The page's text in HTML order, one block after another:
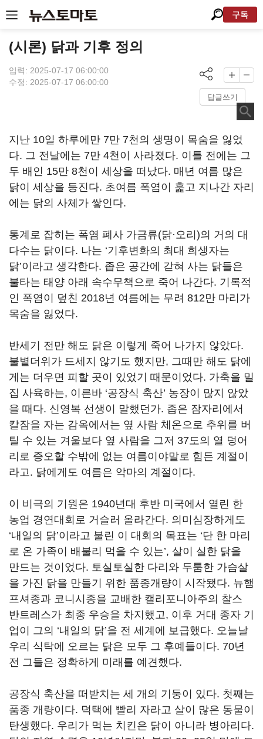
구독
(시론) 닭과 기후 정의
입력: 2025-07-17 06:00:00
수정: 2025-07-17 06:00:00
답글쓰기
지난 10일 하루에만 7만 7천의 생명이 목숨을 잃었
다. 그 전날에는 7만 4천이 사라졌다. 이틀 전에는 그
두 배인 15만 8천이 세상을 떠났다. 매년 여름 많은
닭이 세상을 등진다. 초여름 폭염이 훑고 지나간 자리
에는 닭의 사체가 쌓인다.
통계로 잡히는 폭염 폐사 가금류(닭·오리)의 거의 대
다수는 닭이다. 나는 ‘기후변화의 최대 희생자는
닭’이라고 생각한다. 좁은 공간에 갇혀 사는 닭들은
불타는 태양 아래 속수무책으로 죽어 나간다. 기록적
인 폭염이 덮친 2018년 여름에는 무려 812만 마리가
목숨을 잃었다.
반세기 전만 해도 닭은 이렇게 죽어 나가지 않았다.
불볕더위가 드세지 않기도 했지만, 그때만 해도 닭에
게는 더우면 피할 곳이 있었기 때문이었다. 가축을 밀
집 사육하는, 이른바 ‘공장식 축산’ 농장이 많지 않았
을 때다. 신영복 선생이 말했던가. 좁은 잠자리에서
칼잠을 자는 감옥에서는 옆 사람 체온으로 추위를 버
틸 수 있는 겨울보다 옆 사람을 그저 37도의 열 덩어
리로 증오할 수밖에 없는 여름이야말로 힘든 계절이
라고. 닭에게도 여름은 악마의 계절이다.
이 비극의 기원은 1940년대 후반 미국에서 열린 한
농업 경연대회로 거슬러 올라간다. 의미심장하게도
‘내일의 닭’이라고 불린 이 대회의 목표는 ‘단 한 마리
로 온 가족이 배불리 먹을 수 있는’, 살이 실한 닭을
만드는 것이었다. 토실토실한 다리와 두툼한 가슴살
을 가진 닭을 만들기 위한 품종개량이 시작됐다. 뉴햄
프셔종과 코니시종을 교배한 캘리포니아주의 찰스
반트레스가 최종 우승을 차지했고, 이후 거대 종자 기
업이 그의 ‘내일의 닭’을 전 세계에 보급했다. 오늘날
우리 식탁에 오르는 닭은 모두 그 후예들이다. 70년
전 그들은 정확하게 미래를 예견했다.
공장식 축산을 떠받치는 세 개의 기둥이 있다. 첫째는
품종 개량이다. 덕택에 빨리 자라고 살이 많은 동물이
탄생했다. 우리가 먹는 치킨은 닭이 아니라 병아리다.